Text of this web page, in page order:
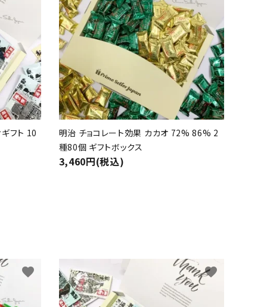
フト 10
明治 チョコレート効果 カカオ 72% 86% 2
種80個 ギフトボックス
3,460円(税込)
favorite favorite